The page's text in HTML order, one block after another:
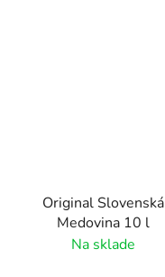
Original Slovenská
Medovina 10 l
Na sklade